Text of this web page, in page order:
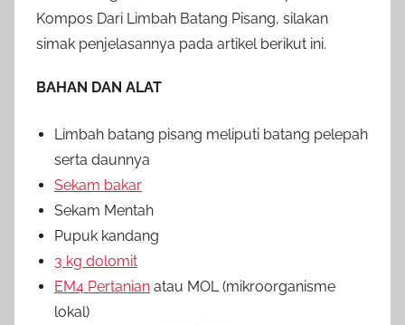
Kompos Dari Limbah Batang Pisang, silakan
simak penjelasannya pada artikel berikut ini.
BAHAN DAN ALAT
Limbah batang pisang meliputi batang pelepah
serta daunnya
Sekam bakar
Sekam Mentah
Pupuk kandang
3 kg dolomit
EM4 Pertanian atau MOL (mikroorganisme
lokal)